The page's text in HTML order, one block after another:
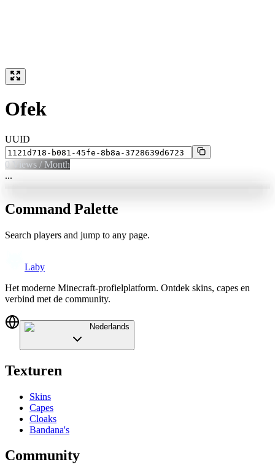
Ofek
UUID
0 Views / Month
...
Command Palette
Search players and jump to any page.
Laby
Het moderne Minecraft-profielplatform. Ontdek skins, capes en
verbind met de community.
Nederlands
Texturen
Skins
Capes
Cloaks
Bandana's
Community